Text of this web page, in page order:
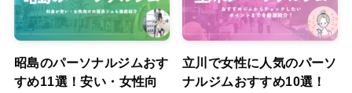
昭島のパーソナルジムおす
すめ11選！安い・女性向
立川で女性に人気のパーソ
ナルジムおすすめ10選！